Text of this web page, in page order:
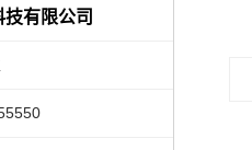
有限公司